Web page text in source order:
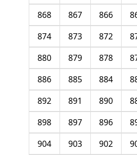
866
867
868
872
873
874
878
879
880
884
885
886
890
891
892
896
897
898
902
903
904